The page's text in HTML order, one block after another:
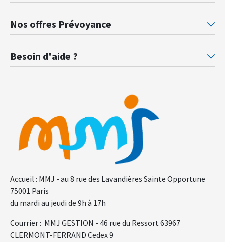
Accueil : MMJ - au 8 rue des Lavandières Sainte Opportune
75001 Paris
du mardi au jeudi de 9h à 17h
Courrier : MMJ GESTION - 46 rue du Ressort 63967
CLERMONT-FERRAND Cedex 9
Mutuelle santé Retraités justice
Nos offres Prévoyance
Besoin d'aide ?